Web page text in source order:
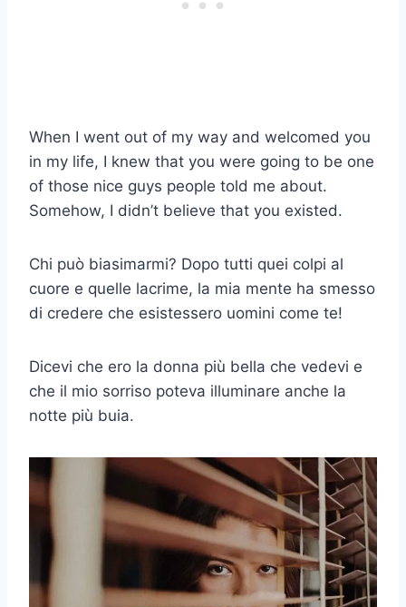
When I went out of my way and welcomed you
in my life, I knew that you were going to be one
of those nice guys people told me about.
Somehow, I didn’t believe that you existed.
Chi può biasimarmi? Dopo tutti quei colpi al
cuore e quelle lacrime, la mia mente ha smesso
di credere che esistessero uomini come te!
Dicevi che ero la donna più bella che vedevi e
che il mio sorriso poteva illuminare anche la
notte più buia.